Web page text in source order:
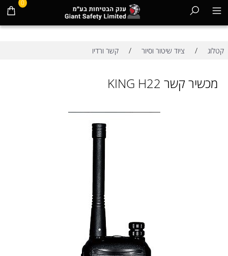
0
קטלוג / ציוד שיטור וסיור / קשר ורדיו
מכשיר קשר KING H22